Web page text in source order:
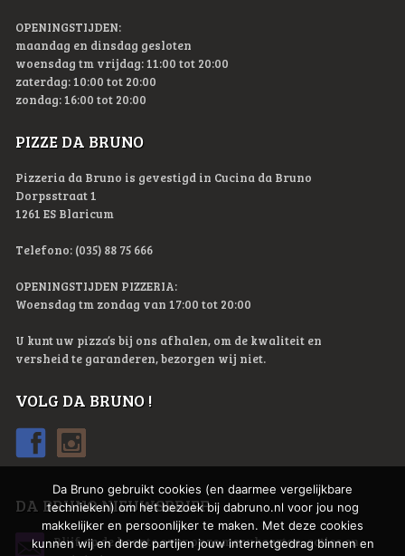
OPENINGSTIJDEN:
maandag en dinsdag gesloten
woensdag tm vrijdag: 11:00 tot 20:00
zaterdag: 10:00 tot 20:00
zondag: 16:00 tot 20:00
PIZZE DA BRUNO
Pizzeria da Bruno is gevestigd in Cucina da Bruno
Dorpsstraat 1
1261 ES Blaricum
Telefono: (035) 88 75 666
OPENINGSTIJDEN PIZZERIA:
Woensdag tm zondag van 17:00 tot 20:00
U kunt uw pizza’s bij ons afhalen, om de kwaliteit en
versheid te garanderen, bezorgen wij niet.
VOLG DA BRUNO !
DA BRUNO NIEUWSBRIEF
Blijf op de hoogte over onze menukaarten, acties en
Da Bruno gebruikt cookies (en daarmee vergelijkbare
technieken) om het bezoek bij dabruno.nl voor jou nog
makkelijker en persoonlijker te maken. Met deze cookies
kunnen wij en derde partijen jouw internetgedrag binnen en